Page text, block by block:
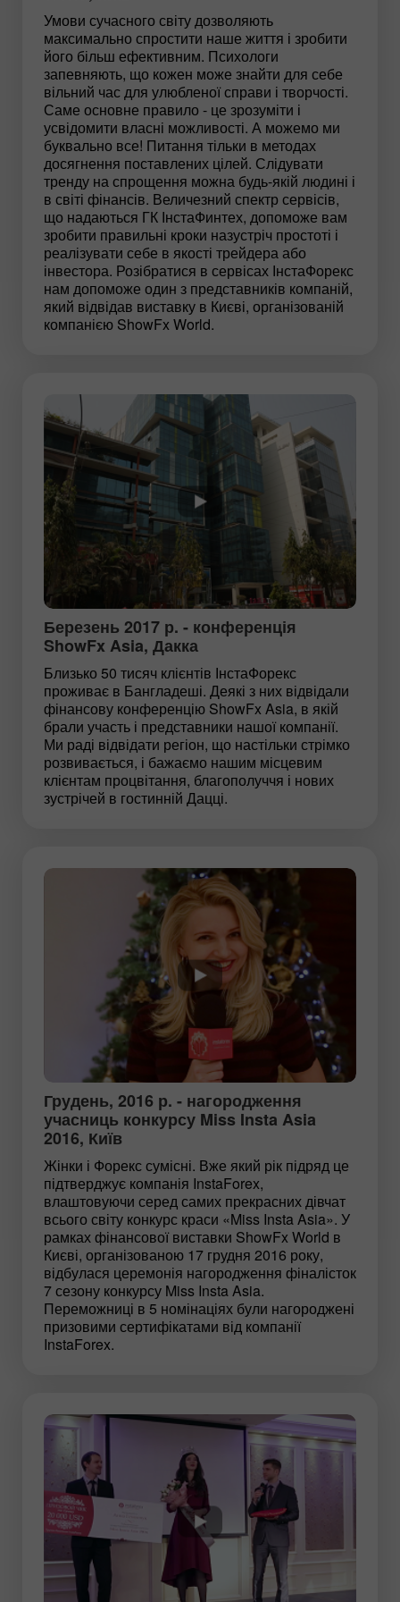
Умови сучасного світу дозволяють
максимально спростити наше життя і зробити
його більш ефективним. Психологи
запевняють, що кожен може знайти для себе
вільний час для улюбленої справи і творчості.
Саме основне правило - це зрозуміти і
усвідомити власні можливості. А можемо ми
буквально все! Питання тільки в методах
досягнення поставлених цілей. Слідувати
тренду на спрощення можна будь-якій людині і
в світі фінансів. Величезний спектр сервісів,
що надаються ГК ІнстаФинтех, допоможе вам
зробити правильні кроки назустріч простоті і
реалізувати себе в якості трейдера або
інвестора. Розібратися в сервісах ІнстаФорекс
нам допоможе один з представників компаній,
який відвідав виставку в Києві, організованій
компанією ShowFx World.
Березень 2017 р. - конференція
ShowFx Asia, Дакка
Близько 50 тисяч клієнтів ІнстаФорекс
проживає в Бангладеші. Деякі з них відвідали
фінансову конференцію ShowFx Asia, в якій
брали участь і представники нашої компанії.
Ми раді відвідати регіон, що настільки стрімко
розвивається, і бажаємо нашим місцевим
клієнтам процвітання, благополуччя і нових
зустрічей в гостинній Дацці.
Грудень, 2016 р. - нагородження
учасниць конкурсу Miss Insta Asia
2016, Київ
Жінки і Форекс сумісні. Вже який рік підряд це
підтверджує компанія InstaForex,
влаштовуючи серед самих прекрасних дівчат
всього світу конкурс краси «Miss Insta Asia». У
рамках фінансової виставки ShowFx World в
Києві, організованою 17 грудня 2016 року,
відбулася церемонія нагородження фіналісток
7 сезону конкурсу Miss Insta Asia.
Переможниці в 5 номінаціях були нагороджені
призовими сертифікатами від компанії
InstaForex.